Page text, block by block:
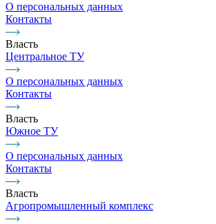
О персональных данных
Контакты
Власть
Центральное ТУ
О персональных данных
Контакты
Власть
Южное ТУ
О персональных данных
Контакты
Власть
Агропромышленный комплекс